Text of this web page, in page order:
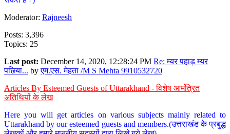
Moderator: Rajneesh
Posts: 3,396
Topics: 25
Last post: December 14, 2020, 12:28:24 PM Re: म्यर पहाड़ म्यर
पछिया... byएम.एस. मेहता /M S Mehta 9910532720
Articles By Esteemed Guests of Uttarakhand - विशेष आमंत्रित
अतिथियों के लेख
Here you will get articles on various subjects mainly related to
Uttarakhand by our esteemed guests and members.(उत्तराखंड के प्रबुद्ध